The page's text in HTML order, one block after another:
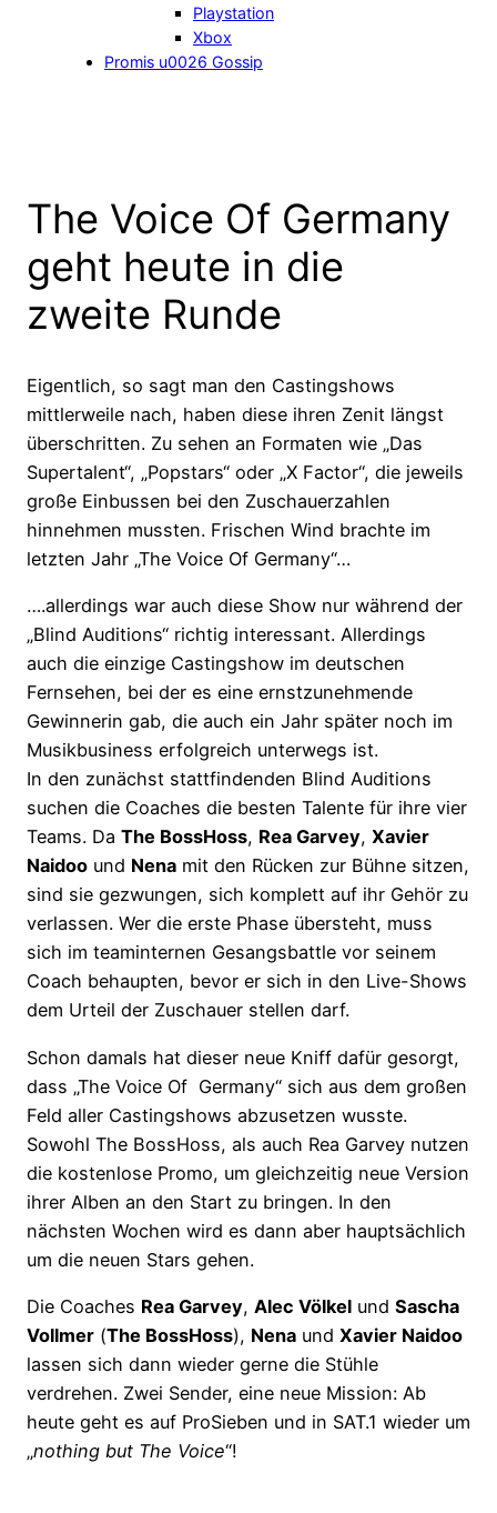
Playstation
Xbox
Promis u0026 Gossip
The Voice Of Germany
geht heute in die
zweite Runde
Eigentlich, so sagt man den Castingshows
mittlerweile nach, haben diese ihren Zenit längst
überschritten. Zu sehen an Formaten wie „Das
Supertalent“, „Popstars“ oder „X Factor“, die jeweils
große Einbussen bei den Zuschauerzahlen
hinnehmen mussten. Frischen Wind brachte im
letzten Jahr „The Voice Of Germany“…
….allerdings war auch diese Show nur während der
„Blind Auditions“ richtig interessant. Allerdings
auch die einzige Castingshow im deutschen
Fernsehen, bei der es eine ernstzunehmende
Gewinnerin gab, die auch ein Jahr später noch im
Musikbusiness erfolgreich unterwegs ist.
In den zunächst stattfindenden Blind Auditions
suchen die Coaches die besten Talente für ihre vier
Teams. Da The BossHoss, Rea Garvey, Xavier
Naidoo und Nena mit den Rücken zur Bühne sitzen,
sind sie gezwungen, sich komplett auf ihr Gehör zu
verlassen. Wer die erste Phase übersteht, muss
sich im teaminternen Gesangsbattle vor seinem
Coach behaupten, bevor er sich in den Live-Shows
dem Urteil der Zuschauer stellen darf.
Schon damals hat dieser neue Kniff dafür gesorgt,
dass „The Voice Of Germany“ sich aus dem großen
Feld aller Castingshows abzusetzen wusste.
Sowohl The BossHoss, als auch Rea Garvey nutzen
die kostenlose Promo, um gleichzeitig neue Version
ihrer Alben an den Start zu bringen. In den
nächsten Wochen wird es dann aber hauptsächlich
um die neuen Stars gehen.
Die Coaches Rea Garvey, Alec Völkel und Sascha
Vollmer (The BossHoss), Nena und Xavier Naidoo
lassen sich dann wieder gerne die Stühle
verdrehen. Zwei Sender, eine neue Mission: Ab
heute geht es auf ProSieben und in SAT.1 wieder um
„nothing but The Voice“!